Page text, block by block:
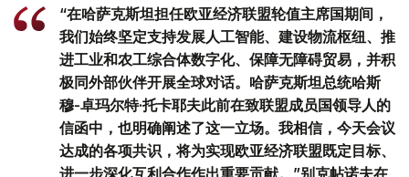
“在哈萨克斯坦担任欧亚经济联盟轮值主席国期间，
我们始终坚定支持发展人工智能、建设物流枢纽、推
进工业和农工综合体数字化、保障无障碍贸易，并积
极同外部伙伴开展全球对话。哈萨克斯坦总统哈斯
穆-卓玛尔特·托卡耶夫此前在致联盟成员国领导人的
信函中，也明确阐述了这一立场。我相信，今天会议
达成的各项共识，将为实现欧亚经济联盟既定目标、
进一步深化互利合作作出重要贡献。”别克帖诺夫在